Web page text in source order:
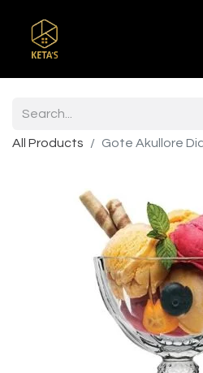
All Products Gote Akullore